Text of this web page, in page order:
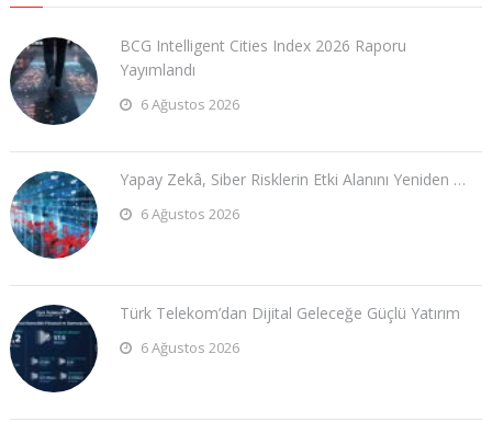
BCG Intelligent Cities Index 2026 Raporu
Yayımlandı
6 Ağustos 2026
Yapay Zekâ, Siber Risklerin Etki Alanını Yeniden …
6 Ağustos 2026
Türk Telekom’dan Dijital Geleceğe Güçlü Yatırım
6 Ağustos 2026